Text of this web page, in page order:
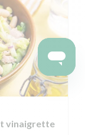
vinaigrette